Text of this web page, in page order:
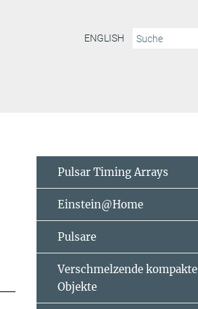
ENGLISH
Pulsar Timing Arrays
Einstein@Home
Pulsare
Verschmelzende kompakte
Objekte